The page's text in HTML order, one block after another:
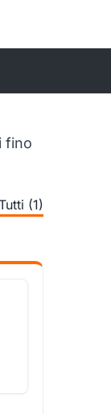
fino
(1)